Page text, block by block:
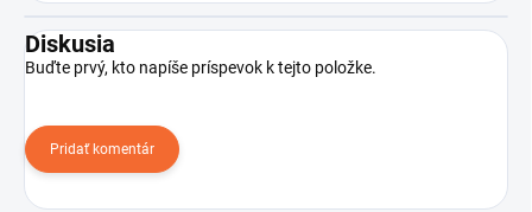
Diskusia
Buďte prvý, kto napíše príspevok k tejto položke.
Pridať komentár